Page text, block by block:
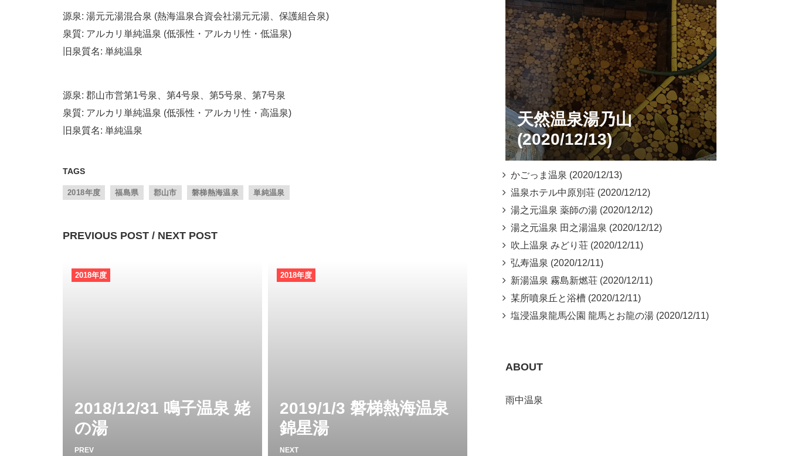
源泉: 湯元元湯混合泉 (熱海温泉合資会社湯元元湯、保護組合泉)
泉質: アルカリ単純温泉 (低張性・アルカリ性・低温泉)
旧泉質名: 単純温泉
源泉: 郡山市営第1号泉、第4号泉、第5号泉、第7号泉
泉質: アルカリ単純温泉 (低張性・アルカリ性・高温泉)
旧泉質名: 単純温泉
TAGS
2018年度 福島県 郡山市 磐梯熱海温泉 単純温泉
PREVIOUS POST / NEXT POST
2018/12/31 鳴子温泉 姥
の湯
PREV
2018年度
2019/1/3 磐梯熱海温泉
錦星湯
NEXT
2018年度
天然温泉湯乃山
(2020/12/13)
かごっま温泉 (2020/12/13)
温泉ホテル中原別荘 (2020/12/12)
湯之元温泉 薬師の湯 (2020/12/12)
湯之元温泉 田之湯温泉 (2020/12/12)
吹上温泉 みどり荘 (2020/12/11)
弘寿温泉 (2020/12/11)
新湯温泉 霧島新燃荘 (2020/12/11)
某所噴泉丘と浴槽 (2020/12/11)
塩浸温泉龍馬公園 龍馬とお龍の湯 (2020/12/11)
ABOUT
雨中温泉